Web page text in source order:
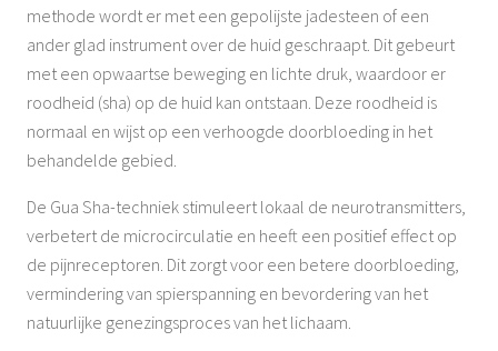
methode wordt er met een gepolijste jadesteen of een
ander glad instrument over de huid geschraapt. Dit gebeurt
met een opwaartse beweging en lichte druk, waardoor er
roodheid (sha) op de huid kan ontstaan. Deze roodheid is
normaal en wijst op een verhoogde doorbloeding in het
behandelde gebied.
De Gua Sha-techniek stimuleert lokaal de neurotransmitters,
verbetert de microcirculatie en heeft een positief effect op
de pijnreceptoren. Dit zorgt voor een betere doorbloeding,
vermindering van spierspanning en bevordering van het
natuurlijke genezingsproces van het lichaam.